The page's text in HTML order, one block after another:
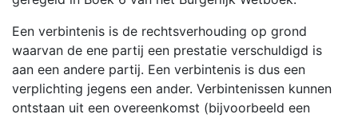
Een verbintenis is de rechtsverhouding op grond
waarvan de ene partij een prestatie verschuldigd is
aan een andere partij. Een verbintenis is dus een
verplichting jegens een ander. Verbintenissen kunnen
ontstaan uit een overeenkomst (bijvoorbeeld een